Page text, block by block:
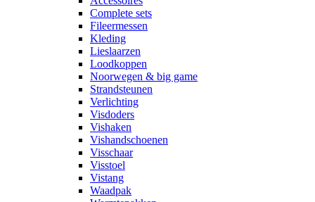
Complete sets
Fileermessen
Kleding
Lieslaarzen
Loodkoppen
Noorwegen & big game
Strandsteunen
Verlichting
Visdoders
Vishaken
Vishandschoenen
Visschaar
Visstoel
Vistang
Waadpak